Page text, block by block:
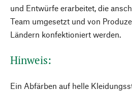
und Entwürfe erarbeitet, die
Team umgesetzt und von
Ländern konfektioniert werden.
Hinweis:
Ein Abfärben auf helle